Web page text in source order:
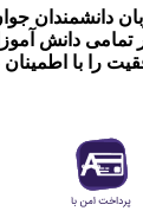
دانشمندان
در کنار تمامی
را با